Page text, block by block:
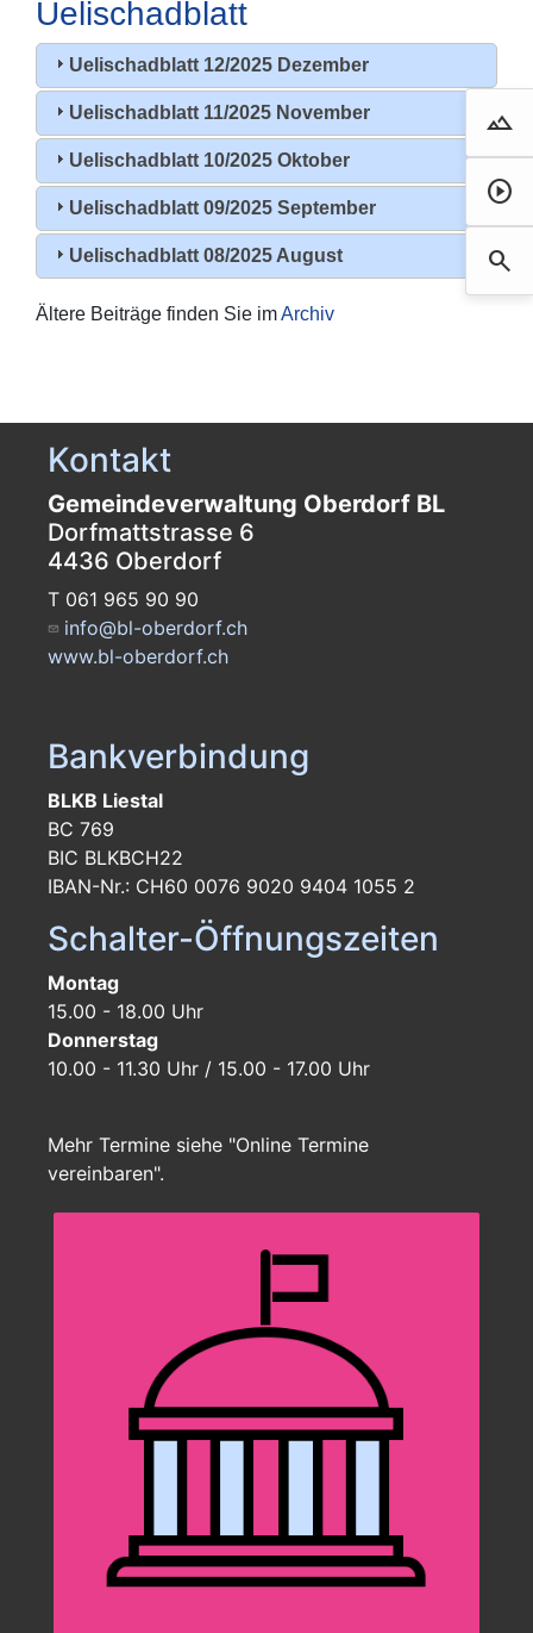
landscape
Film
play_circle
search
Uelischadblatt
Uelischadblatt 12/2025 Dezember
Uelischadblatt 11/2025 November
Uelischadblatt 10/2025 Oktober
Uelischadblatt 09/2025 September
Uelischadblatt 08/2025 August
Ältere Beiträge finden Sie imArchiv
Kontakt
Gemeindeverwaltung Oberdorf BL
Dorfmattstrasse 6
4436 Oberdorf
T 061 965 90 90
info@bl-oberdorf.ch
www.bl-oberdorf.ch
Bankverbindung
BLKB Liestal
BC 769
BIC BLKBCH22
IBAN-Nr.: CH60 0076 9020 9404 1055 2
Schalter-Öffnungszeiten
Montag
15.00 - 18.00 Uhr
Donnerstag
10.00 - 11.30 Uhr / 15.00 - 17.00 Uhr
Mehr Termine siehe "Online Termine
vereinbaren".